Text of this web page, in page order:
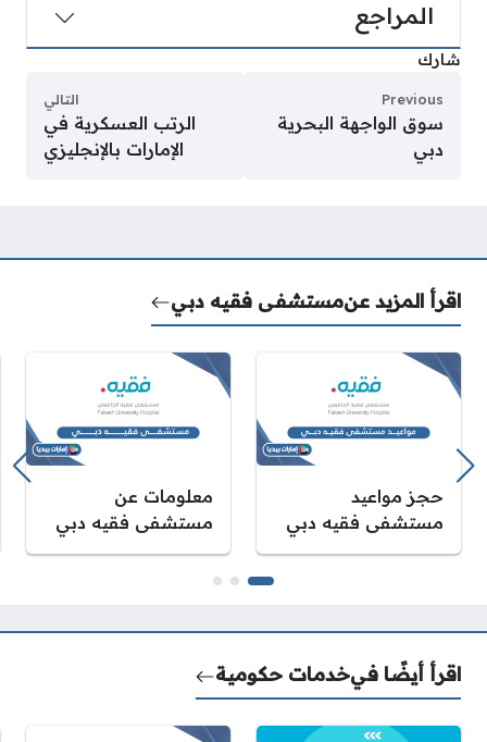
المراجع
شارك
Previous
سوق الواجهة البحرية
دبي
التالي
الرتب العسكرية في
الإمارات بالإنجليزي
اقرأ المزيد عنمستشفى فقيه دبي
حجز مواعيد
مستشفى فقيه دبي
معلومات عن
مستشفى فقيه دبي
اقرأ أيضًا فيخدمات حكومية